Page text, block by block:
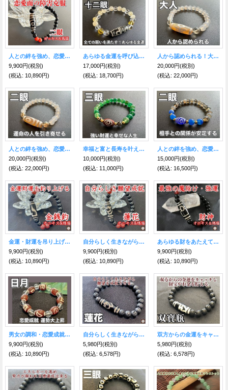
人との絆を強め、恋愛面の障害を克服する！二眼天珠ブレスレット オニキス＆瑪瑙
9,900円(税別)
(税込: 10,890円)
あらゆる金運を呼び込み、全ての願いを満たす！十二眼天珠ブレスレット＆ルチルクォーツAAA＆イエローシトリン＆水晶
17,000円(税別)
(税込: 18,700円)
人から認められる！大人天珠＆ホワイト瑪瑙＆ゴールデンオーラ ブレスレット
20,000円(税別)
(税込: 22,000円)
人との絆を強め、恋愛面の障害を克服する！二眼天珠＆ホワイト瑪瑙＆ゴールデンオーラ ブレスレット
20,000円(税別)
(税込: 22,000円)
幸福と富と長寿を叶える！三眼天珠&グリーン瑪瑙 ブレスレット
10,000円(税別)
(税込: 11,000円)
人との絆を強め、恋愛面の障害を克服する！二眼天珠＆ドラゴンアゲート ブレスレット
15,000円(税別)
(税込: 16,500円)
金運・財運を吊り上げる！金銭鈎天珠ブレスレット オニキス＆瑪瑙
9,900円(税別)
(税込: 10,890円)
自分らしく生きながら願望を成就させる！蓮花天珠ブレスレット オニキス＆瑪瑙
9,900円(税別)
(税込: 10,890円)
あらゆる財をあたえてくれる！財神天珠ブレスレット オニキス＆瑪瑙
9,900円(税別)
(税込: 10,890円)
男女の調和・恋愛成就・運勢大上昇させる！日月天珠めのう＆水晶ブレスレット
9,900円(税別)
(税込: 10,890円)
自分らしく生きながら願望を成就させる！蓮花天珠＆溶岩石ブレス
5,980円(税別)
(税込: 6,578円)
双方からの金運をキャッチし財宝やお金を蓄える！双寶瓶天珠＆溶岩石ブレス
5,980円(税別)
(税込: 6,578円)